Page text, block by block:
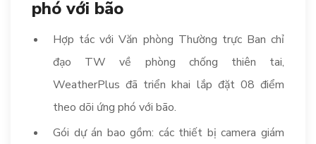
phó với bão
Hợp tác với Văn phòng Thường trực Ban chỉ
đạo TW về phòng chống thiên tai,
WeatherPlus đã triển khai lắp đặt 08 điểm
theo dõi ứng phó với bão.
Gói dự án bao gồm: các thiết bị camera giám